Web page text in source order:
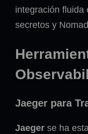
integración fluida
secretos y
Jaeger para
Jaeger se ha